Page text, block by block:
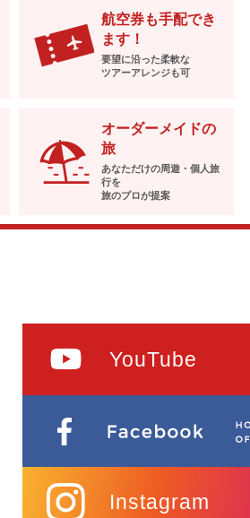
航空券も手配でき
ます！
要望に沿った柔軟な
ツアーアレンジも可
オーダーメイドの
旅
あなただけの周遊・個人旅
行を
旅のプロが提案
YouTube
Instagram